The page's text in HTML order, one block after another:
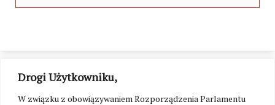
Drogi Użytkowniku,
W związku z obowiązywaniem Rozporządzenia Parlamentu